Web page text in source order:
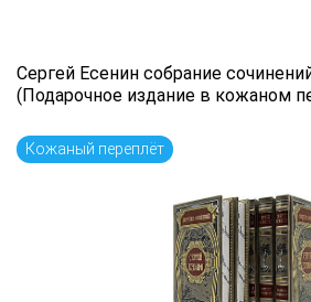
Сергей Есенин собрание
(Подарочное издание в кожаном
Кожаный переплёт